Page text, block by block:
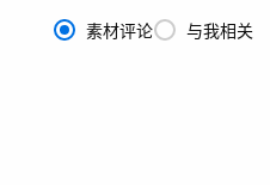
素材评论 与我相关